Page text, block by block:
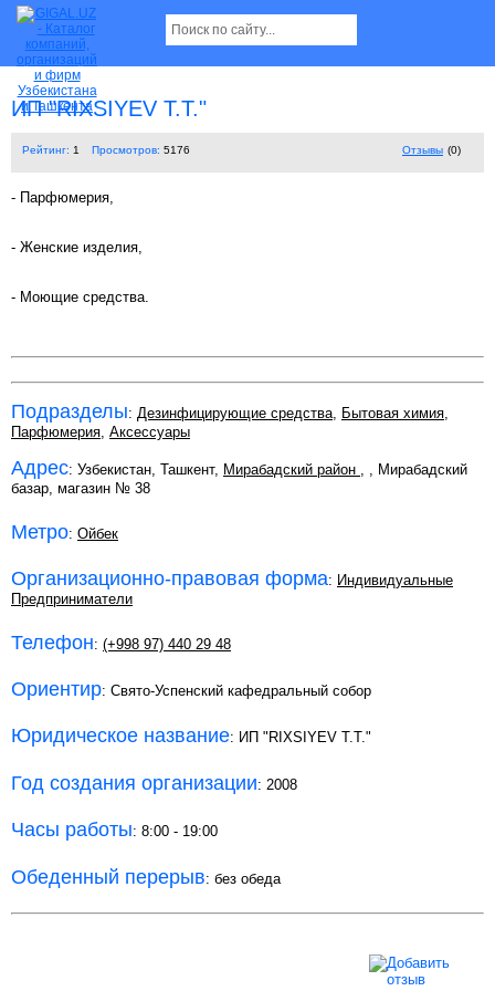
ИП "RIXSIYEV T.T."
Рейтинг: 1 Просмотров: 5176 Отзывы (0)
- Парфюмерия,
- Женские изделия,
- Моющие средства.
Подразделы: Дезинфицирующие средства, Бытовая химия,
Парфюмерия, Аксессуары
Адрес: Узбекистан, Ташкент, Мирабадский район , , Мирабадский
базар, магазин № 38
Метро: Ойбек
Организационно-правовая форма: Индивидуальные
Предприниматели
Телефон: (+998 97) 440 29 48
Ориентир: Свято-Успенский кафедральный собор
Юридическое название: ИП "RIXSIYEV T.T."
Год создания организации: 2008
Часы работы: 8:00 - 19:00
Обеденный перерыв: без обеда